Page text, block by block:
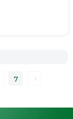
7